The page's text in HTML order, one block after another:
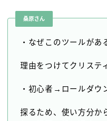
桑原さん
・なぜこのツールがあ
理由をつけてクリステ
・初心者→ロールダウ
探るため、使い方分か